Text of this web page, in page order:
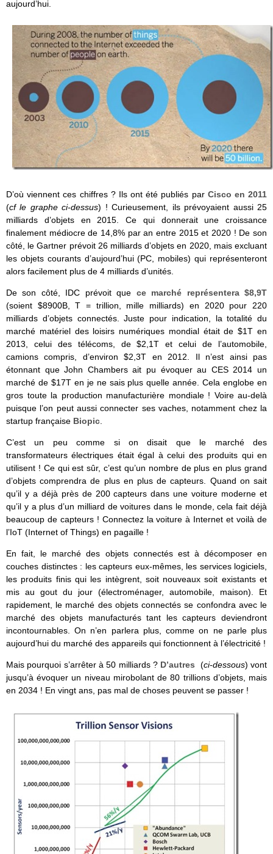
aujourd’hui.
D’où viennent ces chiffres ? Ils ont été publiés par Cisco en 2011
(cf le graphe ci-dessus) ! Curieusement, ils prévoyaient aussi 25
milliards d’objets en 2015. Ce qui donnerait une croissance
finalement médiocre de 14,8% par an entre 2015 et 2020 ! De son
côté, le Gartner prévoit 26 milliards d’objets en 2020, mais excluant
les objets courants d’aujourd’hui (PC, mobiles) qui représenteront
alors facilement plus de 4 milliards d’unités.
De son côté, IDC prévoit que ce marché représentera $8,9T
(soient $8900B, T = trillion, mille milliards) en 2020 pour 220
milliards d’objets connectés. Juste pour indication, la totalité du
marché matériel des loisirs numériques mondial était de $1T en
2013, celui des télécoms, de $2,1T et celui de l’automobile,
camions compris, d’environ $2,3T en 2012. Il n’est ainsi pas
étonnant que John Chambers ait pu évoquer au CES 2014 un
marché de $17T en je ne sais plus quelle année. Cela englobe en
gros toute la production manufacturière mondiale ! Voire au-delà
puisque l’on peut aussi connecter ses vaches, notamment chez la
startup française Biopic
C’est un peu comme si on disait que le marché des
transformateurs électriques était égal à celui des produits qui en
utilisent ! Ce qui est sûr, c’est qu’un nombre de plus en plus grand
d’objets comprendra de plus en plus de capteurs. Quand on sait
qu’il y a déjà près de 200 capteurs dans une voiture moderne et
qu’il y a plus d’un milliard de voitures dans le monde, cela fait déjà
beaucoup de capteurs ! Connectez la voiture à Internet et voilà de
l’IoT (Internet of Things) en pagaille !
En fait, le marché des objets connectés est à décomposer en
couches distinctes : les capteurs eux-mêmes, les services logiciels,
les produits finis qui les intègrent, soit nouveaux soit existants et
mis au gout du jour (électroménager, automobile, maison). Et
rapidement, le marché des objets connectés se confondra avec le
marché des objets manufacturés tant les capteurs deviendront
incontournables. On n’en parlera plus, comme on ne parle plus
aujourd’hui du marché des appareils qui fonctionnent à l’électricité !
Mais pourquoi s’arrêter à 50 milliards ? D’autres (ci-dessous) vont
jusqu’à évoquer un niveau mirobolant de 80 trillions d’objets, mais
en 2034 ! En vingt ans, pas mal de choses peuvent se passer !